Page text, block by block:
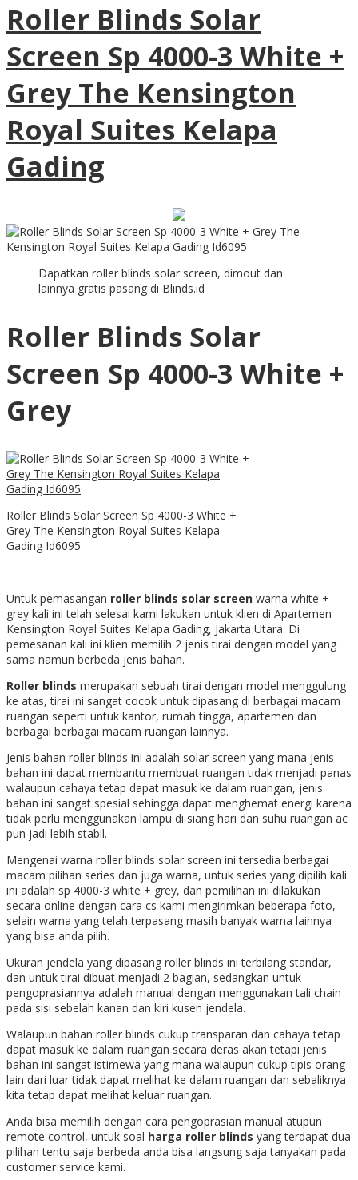
Roller Blinds Solar
Screen Sp 4000-3 White +
Grey The Kensington
Royal Suites Kelapa
Gading
Dapatkan roller blinds solar screen, dimout dan
lainnya gratis pasang di Blinds.id
Roller Blinds Solar
Screen Sp 4000-3 White +
Grey
Roller Blinds Solar Screen Sp 4000-3 White +
Grey The Kensington Royal Suites Kelapa
Gading Id6095
Untuk pemasangan roller blinds solar screen warna white +
grey kali ini telah selesai kami lakukan untuk klien di Apartemen
Kensington Royal Suites Kelapa Gading, Jakarta Utara. Di
pemesanan kali ini klien memilih 2 jenis tirai dengan model yang
sama namun berbeda jenis bahan.
Roller blinds merupakan sebuah tirai dengan model menggulung
ke atas, tirai ini sangat cocok untuk dipasang di berbagai macam
ruangan seperti untuk kantor, rumah tingga, apartemen dan
berbagai berbagai macam ruangan lainnya.
Jenis bahan roller blinds ini adalah solar screen yang mana jenis
bahan ini dapat membantu membuat ruangan tidak menjadi panas
walaupun cahaya tetap dapat masuk ke dalam ruangan, jenis
bahan ini sangat spesial sehingga dapat menghemat energi karena
tidak perlu menggunakan lampu di siang hari dan suhu ruangan ac
pun jadi lebih stabil.
Mengenai warna roller blinds solar screen ini tersedia berbagai
macam pilihan series dan juga warna, untuk series yang dipilih kali
ini adalah sp 4000-3 white + grey, dan pemilihan ini dilakukan
secara online dengan cara cs kami mengirimkan beberapa foto,
selain warna yang telah terpasang masih banyak warna lainnya
yang bisa anda pilih.
Ukuran jendela yang dipasang roller blinds ini terbilang standar,
dan untuk tirai dibuat menjadi 2 bagian, sedangkan untuk
pengoprasiannya adalah manual dengan menggunakan tali chain
pada sisi sebelah kanan dan kiri kusen jendela.
Walaupun bahan roller blinds cukup transparan dan cahaya tetap
dapat masuk ke dalam ruangan secara deras akan tetapi jenis
bahan ini sangat istimewa yang mana walaupun cukup tipis orang
lain dari luar tidak dapat melihat ke dalam ruangan dan sebaliknya
kita tetap dapat melihat keluar ruangan.
Anda bisa memilih dengan cara pengoprasian manual atupun
remote control, untuk soal harga roller blinds yang terdapat dua
pilihan tentu saja berbeda anda bisa langsung saja tanyakan pada
customer service kami.